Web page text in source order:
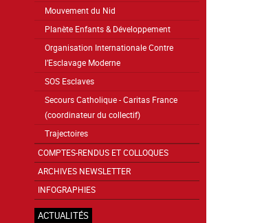
Mouvement du Nid
Planète Enfants & Développement
Organisation Internationale Contre
l’Esclavage Moderne
SOS Esclaves
Secours Catholique - Caritas France
(coordinateur du collectif)
Trajectoires
COMPTES-RENDUS ET COLLOQUES
ARCHIVES NEWSLETTER
INFOGRAPHIES
ACTUALITÉS